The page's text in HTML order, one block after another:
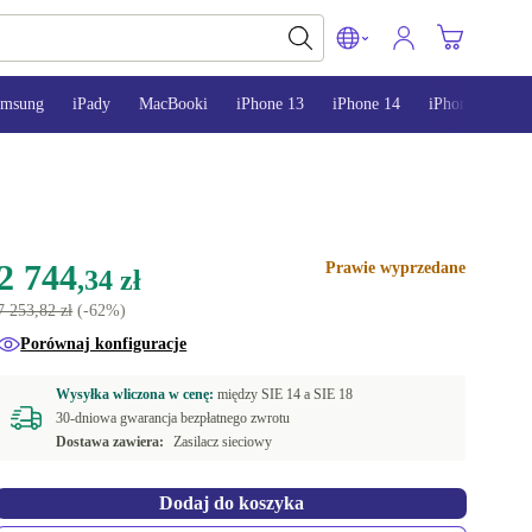
iPady MacBooki iPhone 13 iPhone 14 iPhone 15
744,34 zł
253,82 zł(-62%)
Prawie wyprzedane
Porównaj konfiguracje
Wysyłka wliczona w cenę:międzySIE 14 aSIE 18
30-dniowa gwarancja bezpłatnego zwrotu
Dostawa zawiera:
Zasilacz sieciowy
Dodaj do koszyka